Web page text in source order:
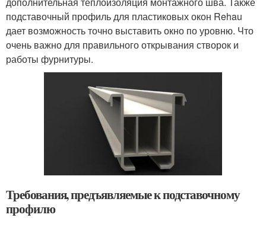
подставочный профиль для пластиковых окон Rehau
дает возможность точно выставить окно по уровню. Что
очень важно для правильного открывания створок и
работы фурнитуры.
Требования, предъявляемые к подставочному
профилю